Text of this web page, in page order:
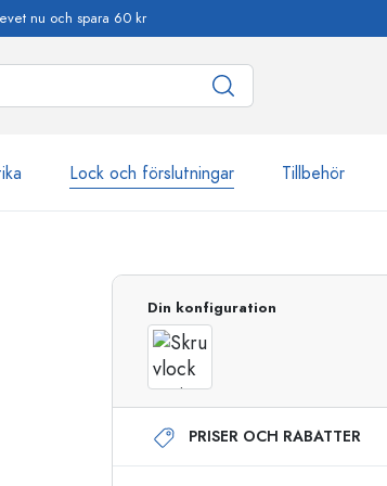
nu och spara 60 kr
Lock och förslutningar Tillbehör
Airless dispenser
Roll on-flaskor
Din konfiguration
PRISER OCH RABATTER